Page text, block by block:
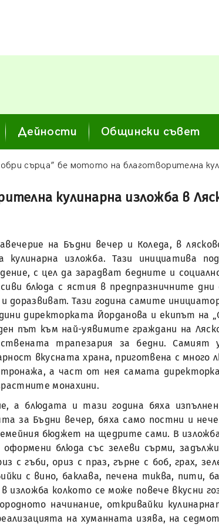
Дейности Общински съвет
сърца” бе мотото на благотворителна
кулинарна изложба в
на Бъдни вечер и Коледа, в
изложба. Тази инициатива
с цел да зарадват бедните и
блюда с ястия в предпразничните дни
доразвиват. Тази година самите
директорката Йорданова и екипът на
път към най-уявимите граждани на
трапезария за бедни. Самият
вкусната храна, приготвена с много
а част от нея самата директорка
монахини.
а блюдата и тази година бяха
за Бъдни вечер, бяха само постни и
бюджет на щедрите сами. В
блюда със зелеви сърми,
с гъби, ориз с праз, гърне с боб, грах,
с вино, баклава, печена тиква, пити,
колкото се може повече вкусни
начинание, откривайки
на хуманната изява, на